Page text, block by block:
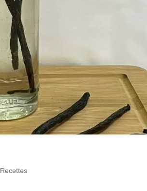
Recettes